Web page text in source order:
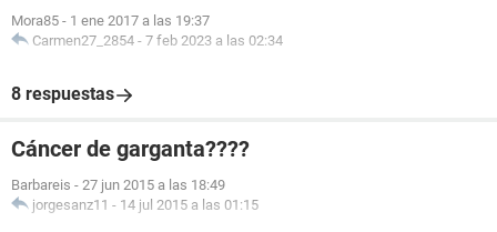
Mora85 - 1 ene 2017 a las 19:37
Carmen27_2854 - 7 feb 2023 a las 02:34
8 respuestas
Cáncer de garganta????
Barbareis - 27 jun 2015 a las 18:49
jorgesanz11 - 14 jul 2015 a las 01:15